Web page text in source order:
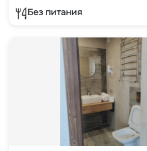
Без питания